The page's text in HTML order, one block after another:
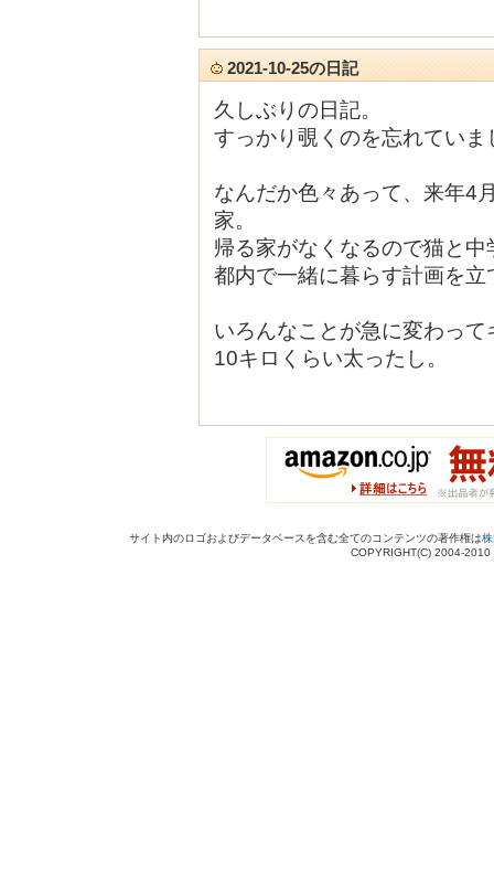
2021-10-25の日記
久しぶりの日記。
すっかり覗くのを忘れていま
なんだか色々あって、来年4
家。
帰る家がなくなるので猫と
都内で一緒に暮らす計画を
いろんなことが急に変わっ
10キロくらい太ったし。
サイト内のロゴおよびデータベースを含む全てのコンテンツの著作権は
COPYRIGHT(C) 2004-